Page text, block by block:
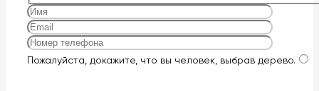
Оставьте
Пожалуйста, докажите, что вы человек, выбрав дерево.